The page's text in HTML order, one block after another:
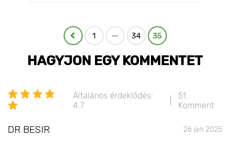
1 ... 34 35
HAGYJON EGY KOMMENTET
Általános érdeklődés:
4.7
51
Komment
DR BESIR 26 jan 2025